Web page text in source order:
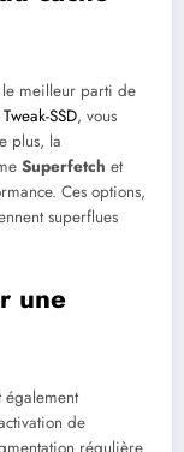
le meilleur parti de
Tweak-SSD, vous
plus, la
Superfetch et
Ces options,
superflues
une
également
de